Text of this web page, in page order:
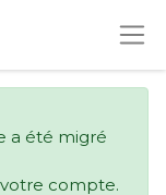
a été migré
compte.